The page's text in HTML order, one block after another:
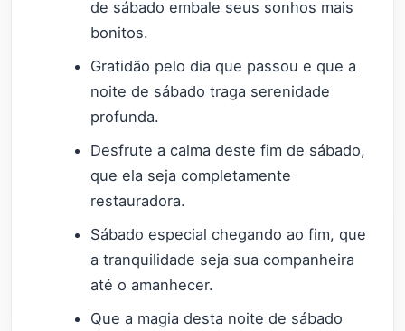
de sábado embale seus sonhos mais
bonitos.
Gratidão pelo dia que passou e que a
noite de sábado traga serenidade
profunda.
Desfrute a calma deste fim de sábado,
que ela seja completamente
restauradora.
Sábado especial chegando ao fim, que
a tranquilidade seja sua companheira
até o amanhecer.
Que a magia desta noite de sábado